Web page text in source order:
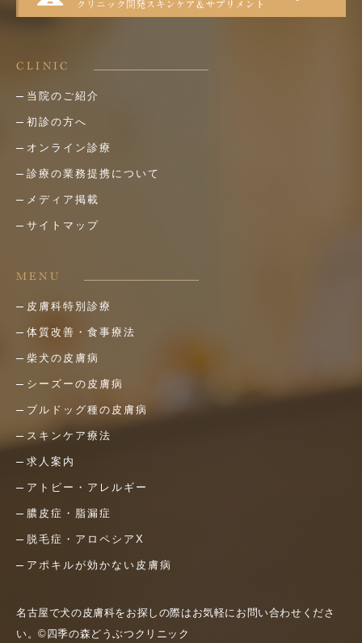
CLINIC
当院のご紹介
初診の方へ
オンライン診療
診療の業務提携について
メディア掲載
サイトマップ
MENU
皮膚科特別診療
体質改善・食事療法
柴犬の皮膚病
シーズーの皮膚病
ブルドッグ種の皮膚病
スキンケア療法
求人案内
アトピー・アレルギー
膿皮症・脂漏症
脱毛症・アロペシアX
アポキルが効かない皮膚病
名古屋で犬の皮膚科をお探しの際はお気軽にお問い合わせくださ
い。©四季の森どうぶつクリニック